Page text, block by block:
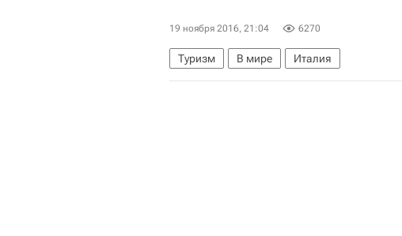
19 ноября 2016, 21:04 6270
Туризм В мире Италия